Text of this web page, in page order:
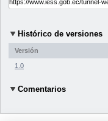
Histórico de versiones
Versión
1.0
Comentarios